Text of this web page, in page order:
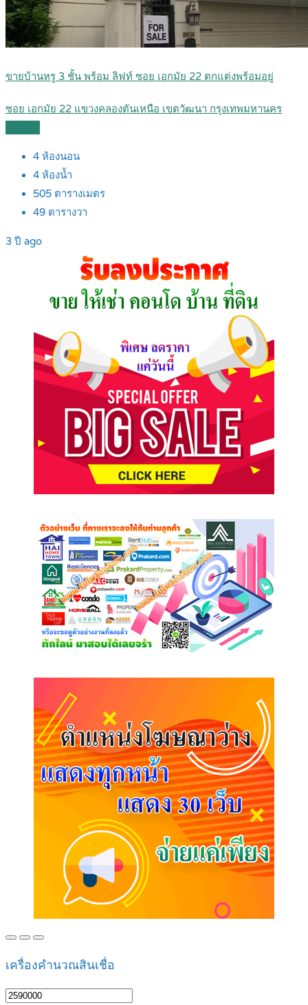
ขายบ้านหรู 3 ชั้น พร้อม ลิฟท์ ซอย เอกมัย 22 ตกแต่งพร้อมอยู่
ซอย เอกมัย 22 แขวงคลองตันเหนือ เขตวัฒนา กรุงเทพมหานคร
4 ห้องนอน
4 ห้องน้ำ
505 ตารางเมตร
49 ตารางวา
3 ปี ago
เครื่องคำนวณสินเชื่อ